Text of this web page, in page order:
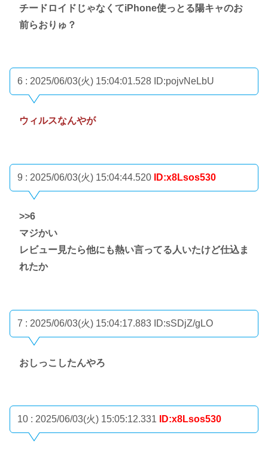
チードロイドじゃなくてiPhone使っとる陽キャのお
前らおりゅ？
6 : 2025/06/03(火) 15:04:01.528 ID:pojvNeLbU
ウィルスなんやが
9 : 2025/06/03(火) 15:04:44.520 ID:x8Lsos530
>>6
マジかい
レビュー見たら他にも熱い言ってる人いたけど仕込ま
れたか
7 : 2025/06/03(火) 15:04:17.883 ID:sSDjZ/gLO
おしっこしたんやろ
10 : 2025/06/03(火) 15:05:12.331 ID:x8Lsos530